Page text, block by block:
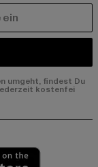
umgeht, findest Du
kostenfei